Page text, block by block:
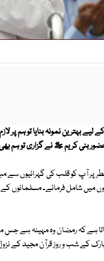
لیے بہترین نمونہ بنایا تو ہم
بنی کریم ﷺ نے گزاری تو ہم
آپ کو قلب کی گہرائیوں سے
بندوں میں شامل فرمائے۔
ہے کہ رمضان وہ مہینہ ہے جس
کے شب و روز قرآن مجید کے